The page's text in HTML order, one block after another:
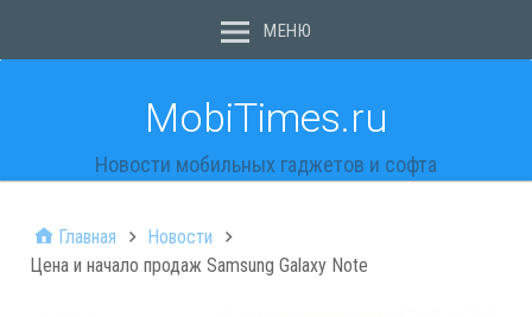
МЕНЮ
MobiTimes.ru
Новости мобильных гаджетов и софта
Главная
Новости
Цена и начало продаж Samsung Galaxy Note